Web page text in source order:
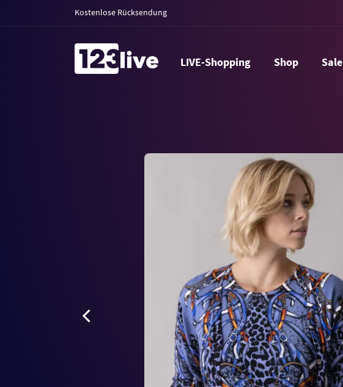
Kostenlose Rücksendung
LIVE-Shopping Shop Sale